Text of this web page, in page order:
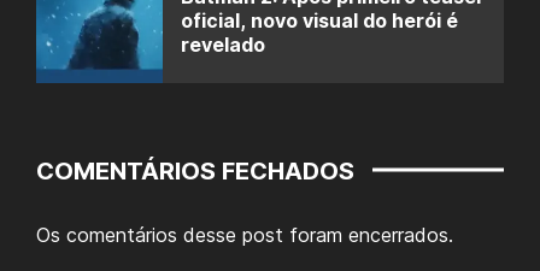
oficial, novo visual do herói é
revelado
COMENTÁRIOS FECHADOS
Os comentários desse post foram encerrados.